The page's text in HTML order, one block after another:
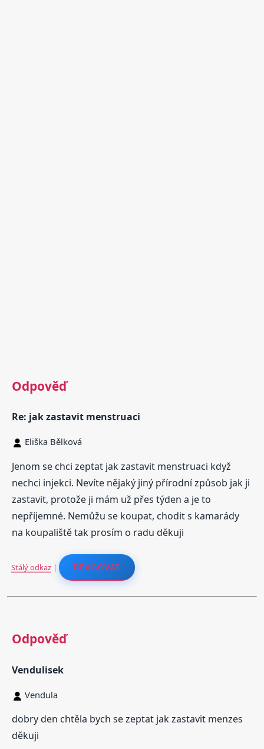
Odpověď
Re: jak zastavit menstruaci
Eliška Bělková
Jenom se chci zeptat jak zastavit menstruaci když
nechci injekci. Nevíte nějaký jiný přírodní způsob jak ji
zastavit, protože ji mám už přes týden a je to
nepříjemné. Nemůžu se koupat, chodit s kamarády
na koupaliště tak prosím o radu děkuji
Stálý odkaz| REAGOVAT
Odpověď
Vendulisek
Vendula
dobry den chtěla bych se zeptat jak zastavit menzes
děkuji